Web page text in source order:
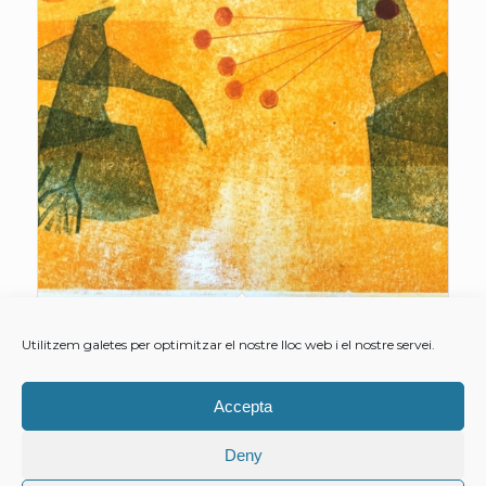
Utilitzem galetes per optimitzar el nostre lloc web i el nostre servei.
Accepta
Deny
15,00 60,00
Interval
de
preus:
15,00€